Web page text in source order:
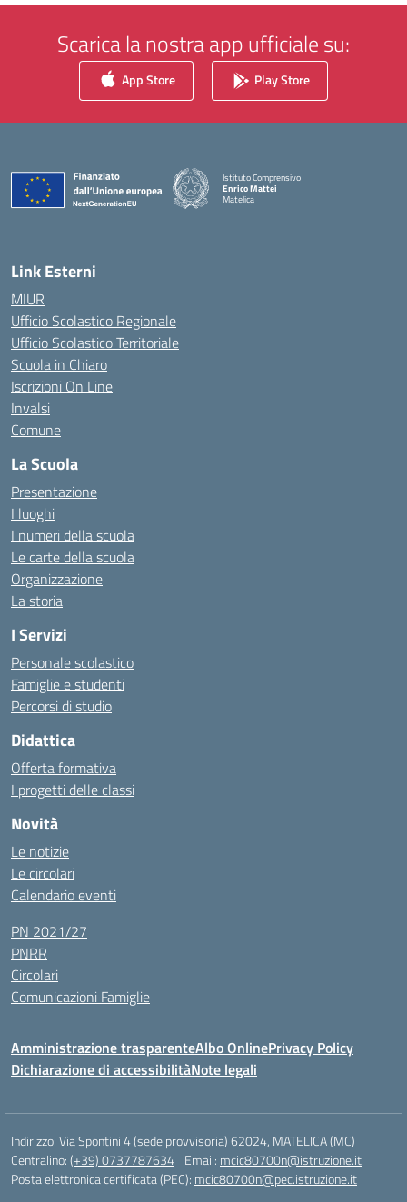
Scarica la nostra app ufficiale su:
App Store Play Store
Istituto Comprensivo
Enrico Mattei
Matelica
Link Esterni
MIUR
Ufficio Scolastico Regionale
Ufficio Scolastico Territoriale
Scuola in Chiaro
Iscrizioni On Line
Invalsi
Comune
La Scuola
Presentazione
I luoghi
I numeri della scuola
Le carte della scuola
Organizzazione
La storia
I Servizi
Personale scolastico
Famiglie e studenti
Percorsi di studio
Didattica
Offerta formativa
I progetti delle classi
Novità
Le notizie
Le circolari
Calendario eventi
PN 2021/27
PNRR
Circolari
Comunicazioni Famiglie
Amministrazione trasparenteAlbo OnlinePrivacy Policy
Dichiarazione di accessibilitàNote legali
Indirizzo:Via Spontini 4 (sede provvisoria) 62024, MATELICA (MC)
Centralino:(+39) 0737787634 Email: mcic80700n@istruzione.it
Posta elettronica certificata (PEC): mcic80700n@pec.istruzione.it